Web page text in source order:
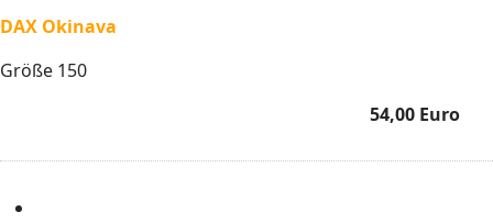
DAX Okinava
Größe 150
54,00 Euro